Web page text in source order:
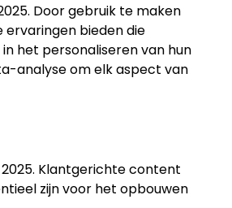
Door gebruik te maken
ervaringen bieden die
het personaliseren van hun
analyse om elk aspect van
Klantgerichte content
zijn voor het opbouwen